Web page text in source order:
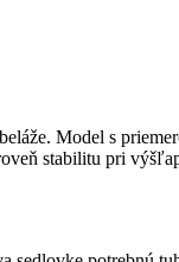
Model s
stabilitu pri